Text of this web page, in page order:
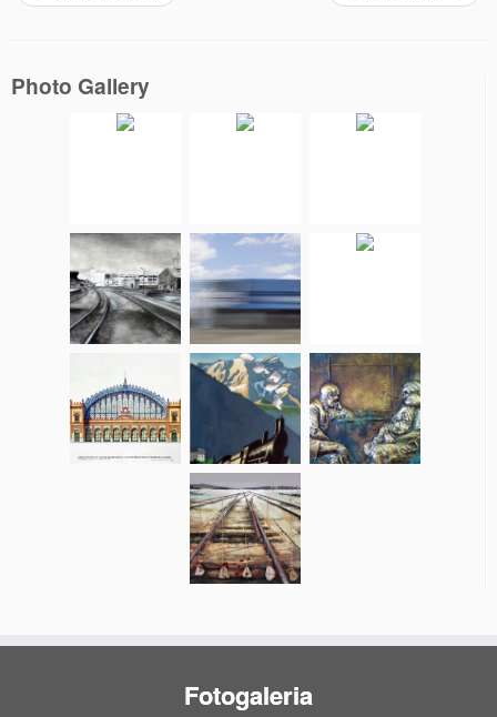
Photo Gallery
Fotogaleria